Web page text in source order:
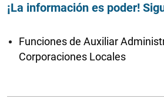
¡La información es poder!
Funciones de Auxiliar
Corporaciones Locales